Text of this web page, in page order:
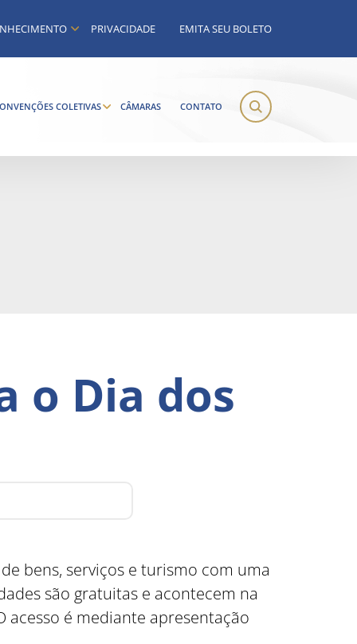
PRIVACIDADE EMITA SEU BOLETO
COLETIVAS CÂMARAS CONTATO
o Dia dos
bens, serviços e turismo com uma
são gratuitas e acontecem na
acesso é mediante apresentação